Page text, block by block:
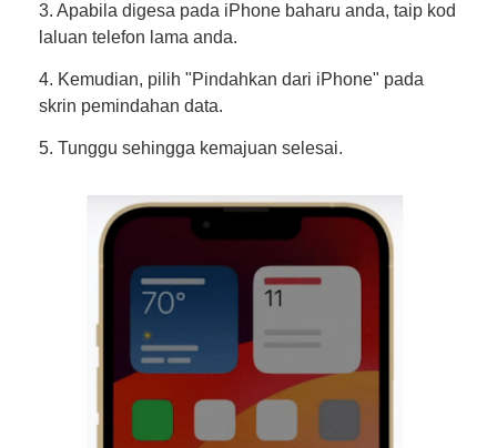
3. Apabila digesa pada iPhone baharu anda, taip kod
laluan telefon lama anda.
4. Kemudian, pilih "Pindahkan dari iPhone" pada
skrin pemindahan data.
5. Tunggu sehingga kemajuan selesai.